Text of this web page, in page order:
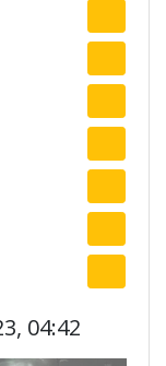
04:42